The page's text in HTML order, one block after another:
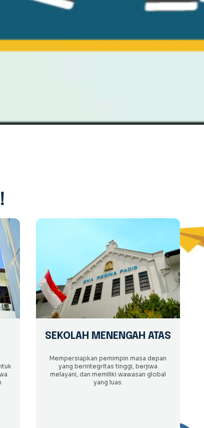
SEKOLAH MENENGAH ATAS
Mempersiapkan pemimpin masa depan
yang berintegritas tinggi, berjiwa
melayani, dan memiliki wawasan global
yang luas.